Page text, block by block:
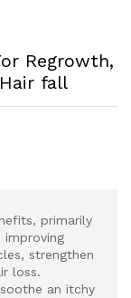
Regrowth,
fall
primarily
strengthen
loss.
an itchy